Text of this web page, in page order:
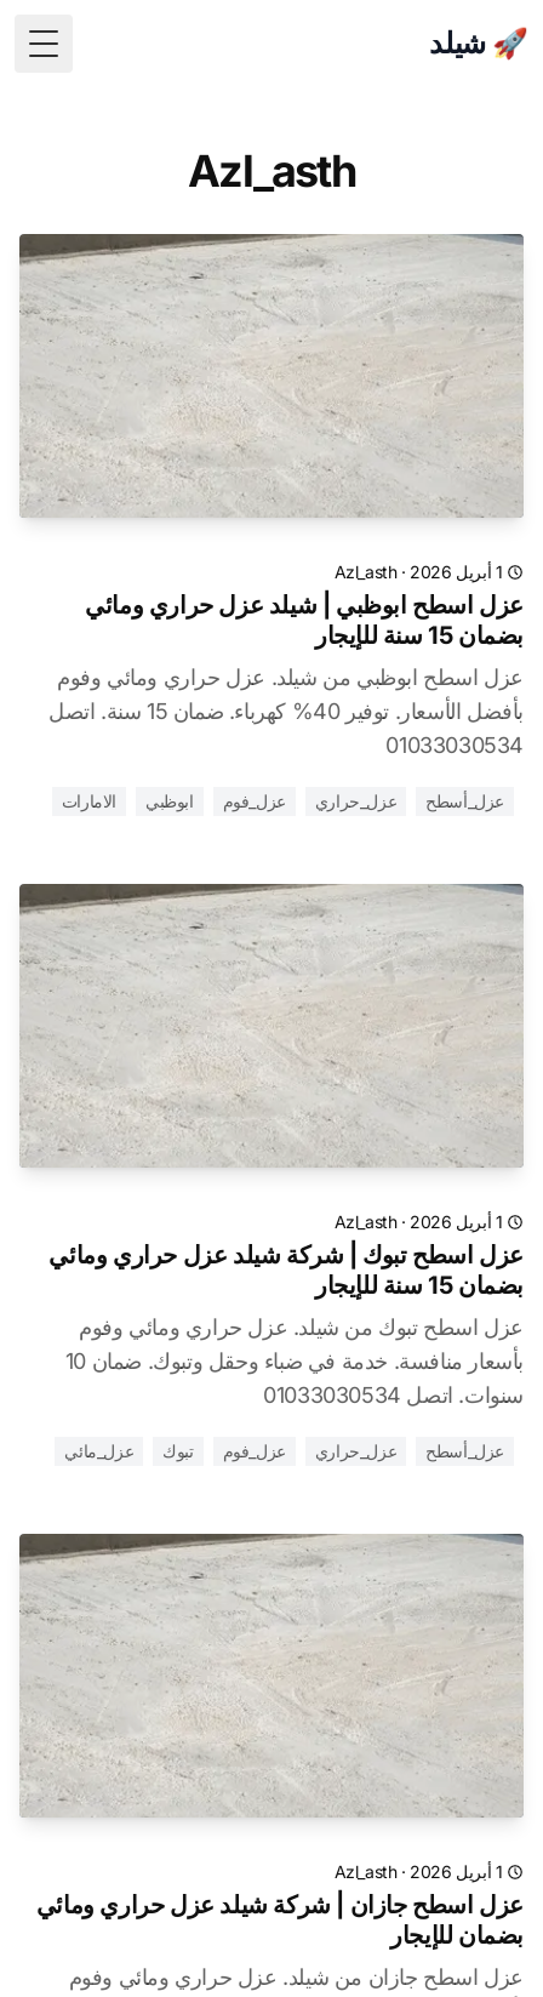
🚀 شيلد
Azl_asth
1 أبريل 2026 ·
Azl_asth
عزل اسطح ابوظبي | شيلد عزل حراري ومائي
بضمان 15 سنة للإيجار
عزل اسطح ابوظبي من شيلد. عزل حراري ومائي وفوم
بأفضل الأسعار. توفير 40% كهرباء. ضمان 15 سنة. اتصل
01033030534
عزل_أسطح عزل_حراري عزل_فوم ابوظبي الامارات
1 أبريل 2026 ·
Azl_asth
عزل اسطح تبوك | شركة شيلد عزل حراري ومائي
بضمان 15 سنة للإيجار
عزل اسطح تبوك من شيلد. عزل حراري ومائي وفوم
بأسعار منافسة. خدمة في ضباء وحقل وتبوك. ضمان 10
سنوات. اتصل 01033030534
عزل_أسطح عزل_حراري عزل_فوم تبوك عزل_مائي
1 أبريل 2026 ·
Azl_asth
عزل اسطح جازان | شركة شيلد عزل حراري ومائي
بضمان للإيجار
عزل اسطح جازان من شيلد. عزل حراري ومائي وفوم